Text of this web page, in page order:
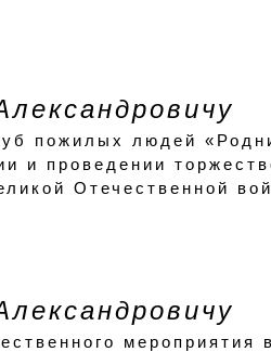
пожилых людей
и проведении
Отечественной
мероприятия